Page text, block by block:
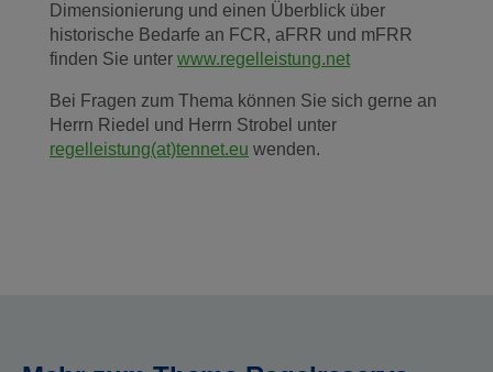
Dimensionierung und einen Überblick über
historische Bedarfe an FCR, aFRR und mFRR
finden Sie unter www.regelleistung.net
Bei Fragen zum Thema können Sie sich gerne an
Herrn Riedel und Herrn Strobel unter
regelleistung(at)tennet.eu wenden.